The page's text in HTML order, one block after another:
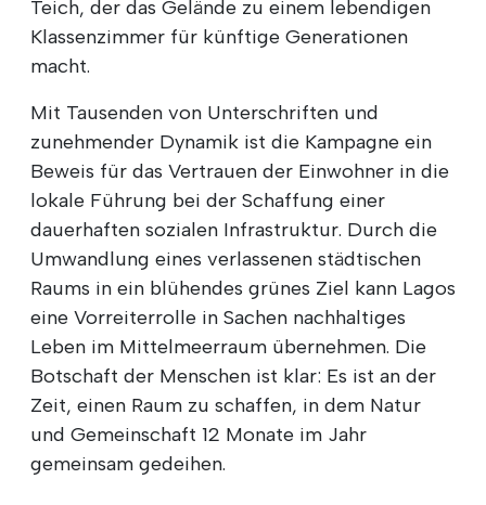
Teich, der das Gelände zu einem lebendigen
Klassenzimmer für künftige Generationen
macht.
Mit Tausenden von Unterschriften und
zunehmender Dynamik ist die Kampagne ein
Beweis für das Vertrauen der Einwohner in die
lokale Führung bei der Schaffung einer
dauerhaften sozialen Infrastruktur. Durch die
Umwandlung eines verlassenen städtischen
Raums in ein blühendes grünes Ziel kann Lagos
eine Vorreiterrolle in Sachen nachhaltiges
Leben im Mittelmeerraum übernehmen. Die
Botschaft der Menschen ist klar: Es ist an der
Zeit, einen Raum zu schaffen, in dem Natur
und Gemeinschaft 12 Monate im Jahr
gemeinsam gedeihen.